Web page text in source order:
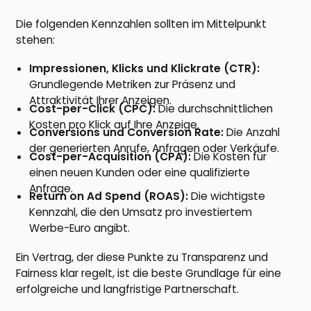
Die folgenden Kennzahlen sollten im Mittelpunkt
stehen:
Impressionen, Klicks und Klickrate (CTR):
Grundlegende Metriken zur Präsenz und
Attraktivität Ihrer Anzeigen.
Cost-per-Click (CPC):Die durchschnittlichen
Kosten pro Klick auf Ihre Anzeige.
Conversions und Conversion Rate:Die Anzahl
der generierten Anrufe, Anfragen oder Verkäufe.
Cost-per-Acquisition (CPA):Die Kosten für
einen neuen Kunden oder eine qualifizierte
Anfrage.
Return on Ad Spend (ROAS):Die wichtigste
Kennzahl, die den Umsatz pro investiertem
Werbe-Euro angibt.
Ein Vertrag, der diese Punkte zu Transparenz und
Fairness klar regelt, ist die beste Grundlage für eine
erfolgreiche und langfristige Partnerschaft.